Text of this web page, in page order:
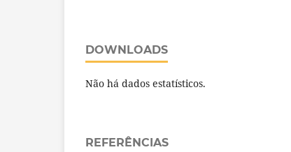
DOWNLOADS
Não há dados estatísticos.
REFERÊNCIAS